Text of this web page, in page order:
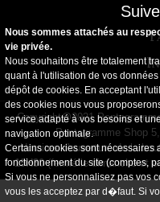
Copyright@2021
Pentagramme Shop
Horaires d'ouverture de la
19H30(fermé le dimanche et
Nous sommes attachés au
vie privée.
Nous souhaitons être totalement
quant à l'utilisation de vos données
dépôt de cookies. En acceptant
des cookies nous vous
service adapté à vos besoins et
navigation optimale.
Certains cookies sont nécessaires
fonctionnement du site (comptes,
Si vous ne personnalisez pas vos
vous les acceptez par d�faut. Si